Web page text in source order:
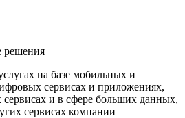
решения
на базе мобильных и
сервисах и приложениях,
и в сфере больших данных,
сервисах компании